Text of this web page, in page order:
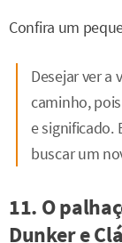
Confira um
Desejar ver a
caminho,
e significado.
buscar um
11. O
Dunker e